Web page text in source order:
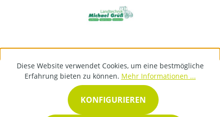
Diese Website verwendet Cookies, um eine bestmögliche
Erfahrung bieten zu können. Mehr Informationen ...
KONFIGURIEREN